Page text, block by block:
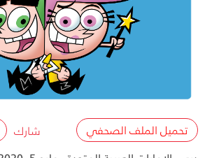
شارك
تحميل الملف الصحفي